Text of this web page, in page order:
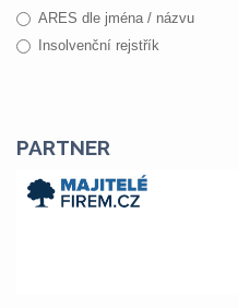
ARES dle jména / názvu
Insolvenční rejstřík
PARTNER